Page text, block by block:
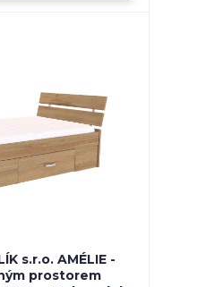
s.r.o. AMÉLIE -
prostorem